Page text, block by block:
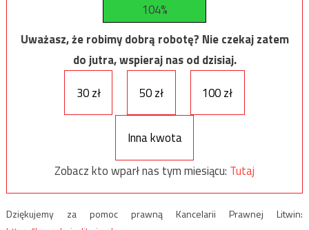
104%
Uważasz, że robimy dobrą robotę? Nie czekaj zatem
do jutra, wspieraj nas od dzisiaj.
30 zł
50 zł 100 zł
Inna kwota
Zobacz kto wparł nas tym miesiącu: Tutaj
Dziękujemy za pomoc prawną Kancelarii Prawnej Litwin: